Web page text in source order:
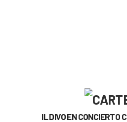
IL DIVO EN CONCIERTO